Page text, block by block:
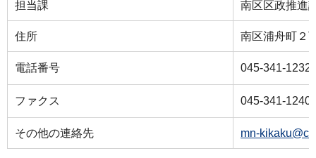
担当課 南区区政推進
住所 南区浦⾈町２
電話番号 045-341-1232
ファクス 045-341-1240
その他の連絡先 mn-